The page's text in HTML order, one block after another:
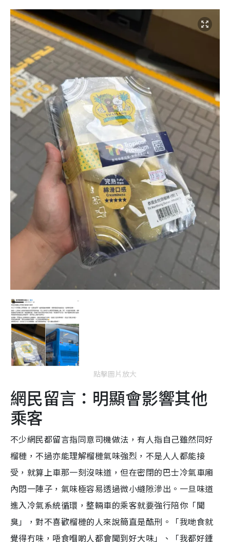
點擊圖片放大
網民留言：明顯會影響其他
乘客
不少網民都留言指同意司機做法，有人指自己雖然同好
榴槤，不過亦能理解榴槤氣味強烈，不是人人都能接
受，就算上車那一刻沒味道，但在密閉的巴士冷氣車廂
內悶一陣子，氣味極容易透過微小縫隙滲出。一旦味道
進入冷氣系統循環，整輛車的乘客就要強行陪你「聞
臭」，對不喜歡榴槤的人來說簡直是酷刑。「我哋食就
覺得冇味，唔食嗰啲人都會聞到好大味」、「我都好鍾